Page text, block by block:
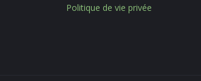
Politique de vie privée